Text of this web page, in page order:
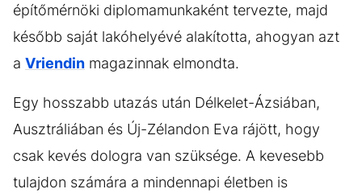
építőmérnöki diplomamunkaként tervezte, majd
később saját lakóhelyévé alakította, ahogyan azt
a Vriendin magazinnak elmondta.
Egy hosszabb utazás után Délkelet-Ázsiában,
Ausztráliában és Új-Zélandon Eva rájött, hogy
csak kevés dologra van szüksége. A kevesebb
tulajdon számára a mindennapi életben is